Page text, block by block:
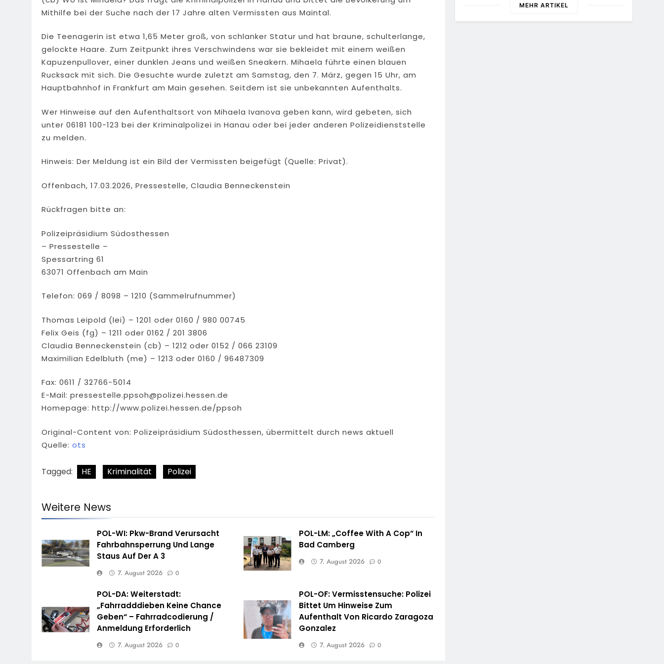
Mithilfe bei der Suche nach der 17 Jahre alten Vermissten aus Maintal.
Die Teenagerin ist etwa 1,65 Meter groß, von schlanker Statur und hat braune, schulterlange,
gelockte Haare. Zum Zeitpunkt ihres Verschwindens war sie bekleidet mit einem weißen
Kapuzenpullover, einer dunklen Jeans und weißen Sneakern. Mihaela führte einen blauen
Rucksack mit sich. Die Gesuchte wurde zuletzt am Samstag, den 7. März, gegen 15 Uhr, am
Hauptbahnhof in Frankfurt am Main gesehen. Seitdem ist sie unbekannten Aufenthalts.
Wer Hinweise auf den Aufenthaltsort von Mihaela Ivanova geben kann, wird gebeten, sich
unter 06181 100-123 bei der Kriminalpolizei in Hanau oder bei jeder anderen Polizeidienststelle
zu melden.
Hinweis: Der Meldung ist ein Bild der Vermissten beigefügt (Quelle: Privat).
Offenbach, 17.03.2026, Pressestelle, Claudia Benneckenstein
Rückfragen bitte an:
Polizeipräsidium Südosthessen
– Pressestelle –
Spessartring 61
63071 Offenbach am Main
Telefon: 069 / 8098 – 1210 (Sammelrufnummer)
Thomas Leipold (lei) – 1201 oder 0160 / 980 00745
Felix Geis (fg) – 1211 oder 0162 / 201 3806
Claudia Benneckenstein (cb) – 1212 oder 0152 / 066 23109
Maximilian Edelbluth (me) – 1213 oder 0160 / 96487309
Fax: 0611 / 32766-5014
E-Mail: pressestelle.ppsoh@polizei.hessen.de
Homepage: http://www.polizei.hessen.de/ppsoh
Original-Content von: Polizeipräsidium Südosthessen, übermittelt durch news aktuell
Quelle: ots
Tagged: HE Kriminalität Polizei
Weitere News
POL-WI: Pkw-Brand Verursacht
Fahrbahnsperrung Und Lange
Staus Auf Der A 3
7. August 2026 0
POL-LM: „Coffee With A Cop“ In
Bad Camberg
7. August 2026 0
POL-DA: Weiterstadt:
„Fahrradddieben Keine Chance
Geben“ – Fahrradcodierung /
Anmeldung Erforderlich
7. August 2026 0
POL-OF: Vermisstensuche: Polizei
Bittet Um Hinweise Zum
Aufenthalt Von Ricardo Zaragoza
Gonzalez
7. August 2026 0
MEHR ARTIKEL